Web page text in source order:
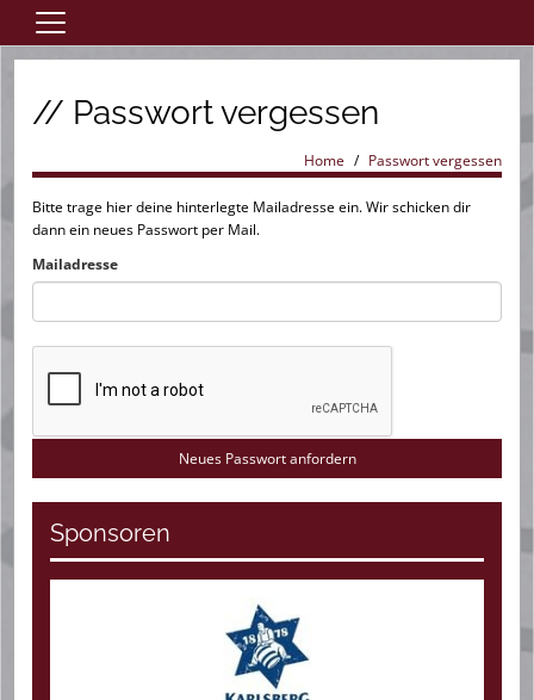
Aktive
Verein
Links
Eintrittspreise
Trainingszeiten
// Passwort vergessen
Home Passwort vergessen
Bitte trage hier deine hinterlegte Mailadresse ein. Wir schicken dir
dann ein neues Passwort per Mail.
Mailadresse
Sponsoren